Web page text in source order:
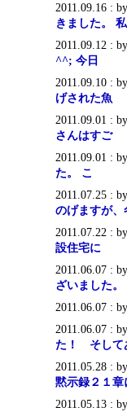
2011.09.16 :
きました。
2011.09.12 :
^^; 今日
2011.09.10 :
げされた魚
2011.09.01 :
さんはすご
2011.09.01 :
た。 こ
2011.07.25 :
のげますが、
2011.07.22 :
設住宅に
2011.06.07 :
ざいました。
2011.06.07 :
2011.06.07 :
た！ そして
2011.05.28 :
黙示録２１章
2011.05.13 :